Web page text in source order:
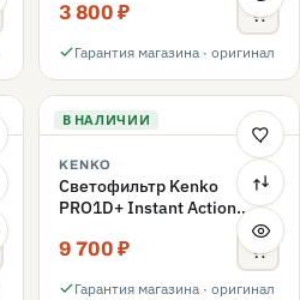
3 800 ₽
Гарантия магазина · оригинал
В НАЛИЧИИ
KENKO
Светофильтр Kenko
PRO1D+ Instant Action
Variable NDX3-450+C-PLS
переменной плотности
9 700 ₽
Гарантия магазина · оригинал